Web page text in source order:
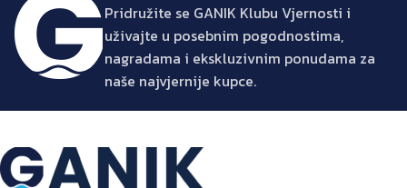
Pridružite se GANIK Klubu Vjernosti i
uživajte u posebnim pogodnostima,
nagradama i ekskluzivnim ponudama za
naše najvjernije kupce.